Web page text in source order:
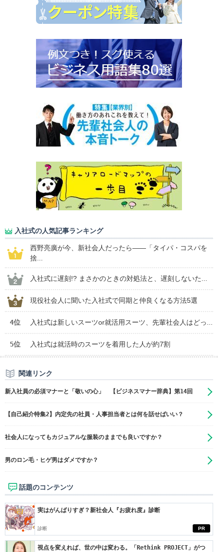
入社式の人気記事ランキング
西野亮廣が今、新社会人だったら――「タイパ・コスパを
捨...
入社式に遅刻!? まさかのときの対処法と、遅刻しないた...
現役社会人に聞いた入社式で同期と仲良くなる方法5選
4位 入社式は新しいスーツor就活用スーツ、先輩社会人はどっ...
5位 入社式は就活時のスーツを着用した人が約7割
関連リンク
新入社員の必須マナーと「敬いの心」 【ビジネスマナー辞典】第14回
【自己紹介特集2】内定先の社員・人事担当者とは何を話せばいい？
社会人になってもカジュアルな服装のままでも良いですか？
男のロン毛・ヒゲ男はダメですか？
話題のコンテンツ
PR
実はがんばりすぎ？新社会人『お疲れ度』診断
診断
視点を変えれば、世の中は変わる。「Rethink PROJECT」がつ